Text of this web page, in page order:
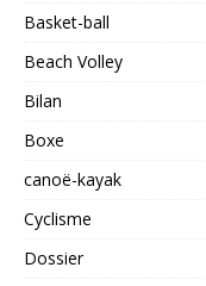
Basket-ball
Beach Volley
Bilan
Boxe
canoë-kayak
Cyclisme
Dossier